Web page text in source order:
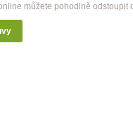
můžete pohodlně odstoupit